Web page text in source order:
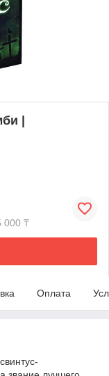
|
000 ₸
Оплата